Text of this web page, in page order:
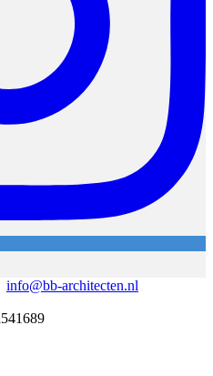
info@bb-architecten.nl